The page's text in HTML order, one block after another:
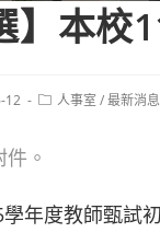
】本
12
Post人事室 /最新消息
。
年度教師甄試